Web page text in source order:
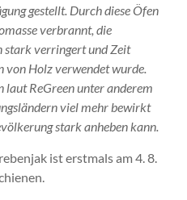
gestellt. Durch diese Öfen
verbrannt, die
stark verringert und Zeit
von Holz verwendet wurde.
ReGreen unter anderem
viel mehr bewirkt
stark anheben kann.
ist erstmals am 4. 8.